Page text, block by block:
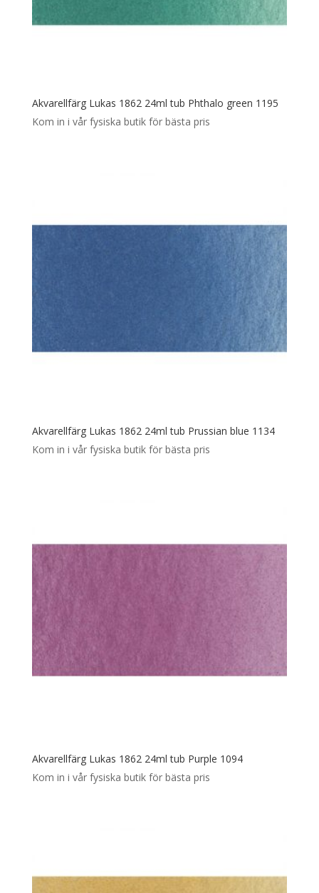
Akvarellfärg Lukas 1862 24ml tub Phthalo green 1195
Kom in i vår fysiska butik för bästa pris
Akvarellfärg Lukas 1862 24ml tub Prussian blue 1134
Kom in i vår fysiska butik för bästa pris
Akvarellfärg Lukas 1862 24ml tub Purple 1094
Kom in i vår fysiska butik för bästa pris